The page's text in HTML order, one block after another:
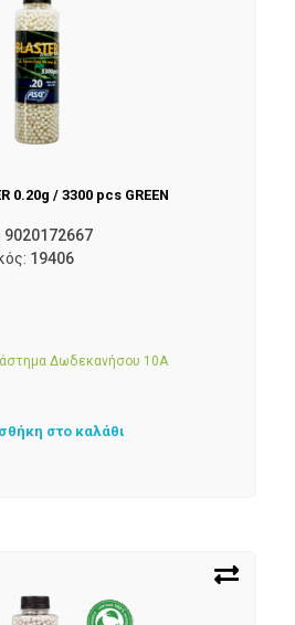
0.20g / 3300 pcs GREEN
9020172667
19406
Δωδεκανήσου 10Α
στο καλάθι